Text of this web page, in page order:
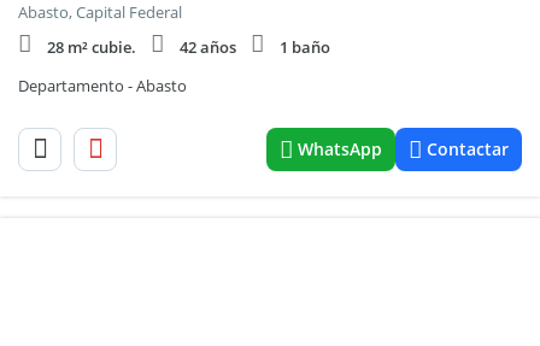
Abasto, Capital Federal
28 m² cubie.
42 años
1 baño
Departamento - Abasto
WhatsApp Contactar